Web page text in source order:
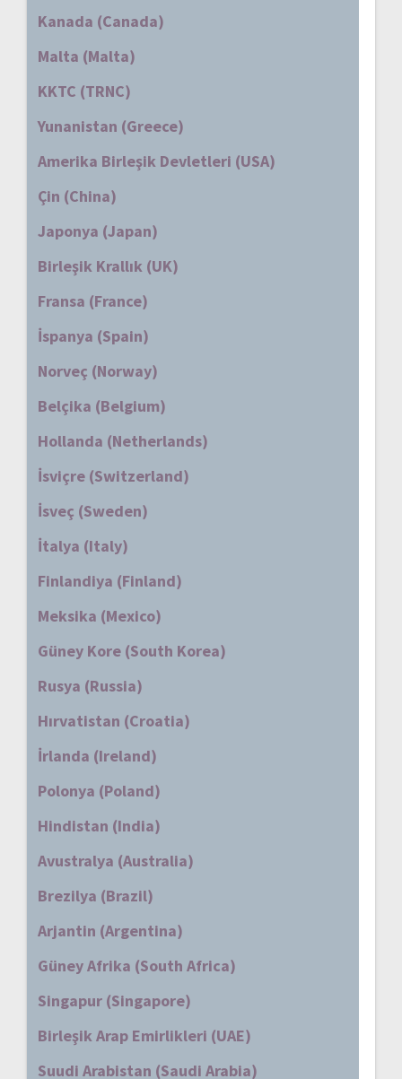
Kanada (Canada)
Malta (Malta)
KKTC (TRNC)
Yunanistan (Greece)
Amerika Birleşik Devletleri (USA)
Çin (China)
Japonya (Japan)
Birleşik Krallık (UK)
Fransa (France)
İspanya (Spain)
Norveç (Norway)
Belçika (Belgium)
Hollanda (Netherlands)
İsviçre (Switzerland)
İsveç (Sweden)
İtalya (Italy)
Finlandiya (Finland)
Meksika (Mexico)
Güney Kore (South Korea)
Rusya (Russia)
Hırvatistan (Croatia)
İrlanda (Ireland)
Polonya (Poland)
Hindistan (India)
Avustralya (Australia)
Brezilya (Brazil)
Arjantin (Argentina)
Güney Afrika (South Africa)
Singapur (Singapore)
Birleşik Arap Emirlikleri (UAE)
Suudi Arabistan (Saudi Arabia)